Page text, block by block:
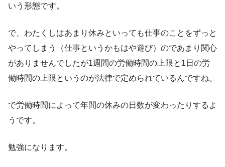
いう形態です。
で、わたくしはあまり休みといっても仕事のことをずっと
やってしまう（仕事というかもはや遊び）のであまり関心
がありませんでしたが1週間の労働時間の上限と1日の労
働時間の上限というのが法律で定められているんですね。
で労働時間によって年間の休みの日数が変わったりするよ
うです。
勉強になります。